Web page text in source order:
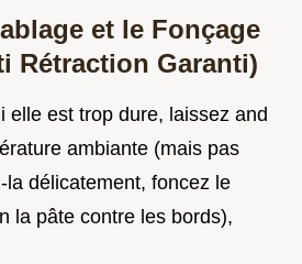
et le Fonçage
Rétraction Garanti)
elle est trop dure, laissez and
ambiante (mais pas
la délicatement, foncez le
la pâte contre les bords),